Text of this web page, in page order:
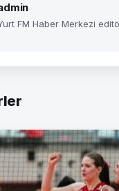
FM Haber Merkezi